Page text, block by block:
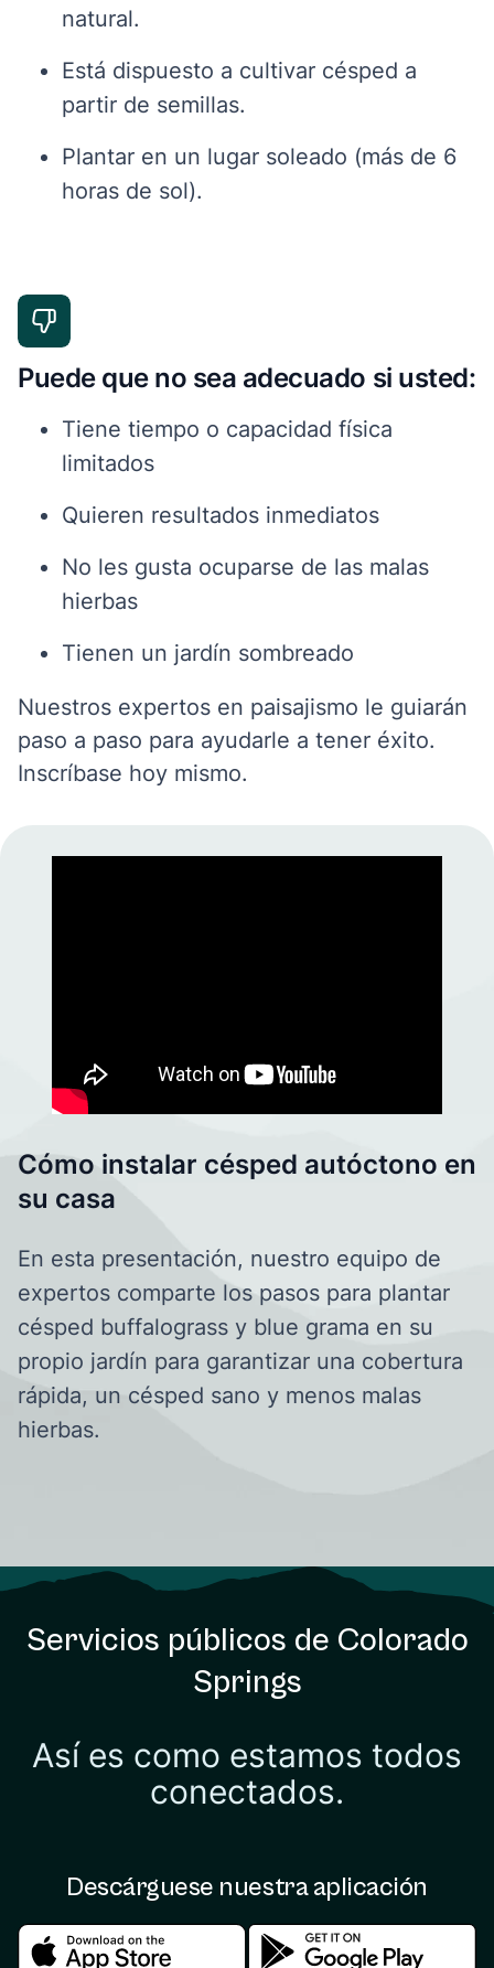
natural.
Está dispuesto a cultivar césped a
partir de semillas.
Plantar en un lugar soleado (más de 6
horas de sol).
Puede que no sea adecuado si usted:
Tiene tiempo o capacidad física
limitados
Quieren resultados inmediatos
No les gusta ocuparse de las malas
hierbas
Tienen un jardín sombreado
Nuestros expertos en paisajismo le guiarán
paso a paso para ayudarle a tener éxito.
Inscríbase hoy mismo.
Cómo instalar césped autóctono en
su casa
En esta presentación, nuestro equipo de
expertos comparte los pasos para plantar
césped buffalograss y blue grama en su
propio jardín para garantizar una cobertura
rápida, un césped sano y menos malas
hierbas.
Servicios públicos de Colorado
Springs
Así es como estamos todos
conectados.
Descárguese nuestra aplicación
Download in the apple storeDownload in the